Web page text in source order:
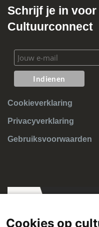
Schrijf je in
Cultuurconnect
Cookieverklaring
Privacyverklaring
Gebruiksvoorwaarden
Cookies op